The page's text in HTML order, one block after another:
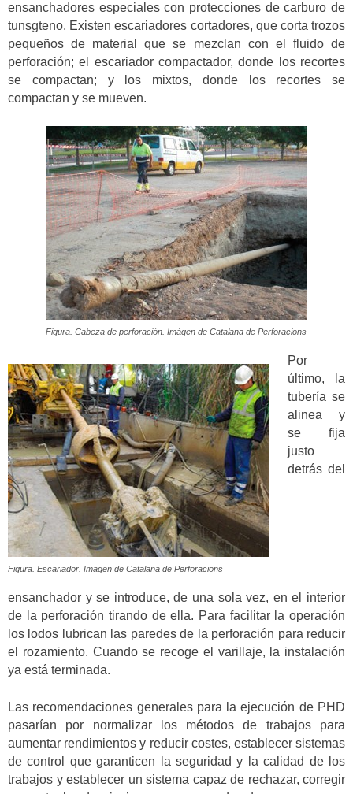
ensanchadores especiales con protecciones de carburo de
tunsgteno. Existen escariadores cortadores, que corta trozos
pequeños de material que se mezclan con el fluido de
perforación; el escariador compactador, donde los recortes
se compactan; y los mixtos, donde los recortes se
compactan y se mueven.
Figura. Cabeza de perforación. Imágen de Catalana de Perforacions
Figura. Escariador. Imagen de Catalana de Perforacions
Por
último, la
tubería se
alinea y
se fija
justo
detrás del
ensanchador y se introduce, de una sola vez, en el interior
de la perforación tirando de ella. Para facilitar la operación
los lodos lubrican las paredes de la perforación para reducir
el rozamiento. Cuando se recoge el varillaje, la instalación
ya está terminada.
Las recomendaciones generales para la ejecución de PHD
pasarían por normalizar los métodos de trabajos para
aumentar rendimientos y reducir costes, establecer sistemas
de control que garanticen la seguridad y la calidad de los
trabajos y establecer un sistema capaz de rechazar, corregir